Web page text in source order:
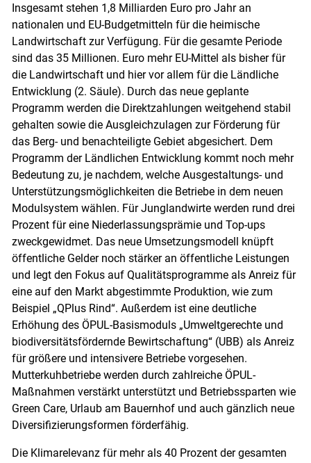
Insgesamt stehen 1,8 Milliarden Euro pro Jahr an
nationalen und EU-Budgetmitteln für die heimische
Landwirtschaft zur Verfügung. Für die gesamte Periode
sind das 35 Millionen. Euro mehr EU-Mittel als bisher für
die Landwirtschaft und hier vor allem für die Ländliche
Entwicklung (2. Säule). Durch das neue geplante
Programm werden die Direktzahlungen weitgehend stabil
gehalten sowie die Ausgleichzulagen zur Förderung für
das Berg- und benachteiligte Gebiet abgesichert. Dem
Programm der Ländlichen Entwicklung kommt noch mehr
Bedeutung zu, je nachdem, welche Ausgestaltungs- und
Unterstützungsmöglichkeiten die Betriebe in dem neuen
Modulsystem wählen. Für Junglandwirte werden rund drei
Prozent für eine Niederlassungsprämie und Top-ups
zweckgewidmet. Das neue Umsetzungsmodell knüpft
öffentliche Gelder noch stärker an öffentliche Leistungen
und legt den Fokus auf Qualitätsprogramme als Anreiz für
eine auf den Markt abgestimmte Produktion, wie zum
Beispiel „QPlus Rind“. Außerdem ist eine deutliche
Erhöhung des ÖPUL-Basismoduls „Umweltgerechte und
biodiversitätsfördernde Bewirtschaftung“ (UBB) als Anreiz
für größere und intensivere Betriebe vorgesehen.
Mutterkuhbetriebe werden durch zahlreiche ÖPUL-
Maßnahmen verstärkt unterstützt und Betriebssparten wie
Green Care, Urlaub am Bauernhof und auch gänzlich neue
Diversifizierungsformen förderfähig.
Die Klimarelevanz für mehr als 40 Prozent der gesamten